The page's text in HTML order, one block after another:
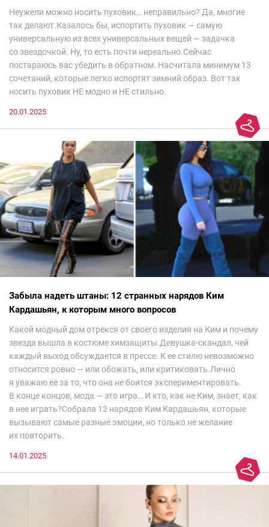
Неужели можно носить пуховик… неправильно? Да, многие
так делают.Казалось бы, испортить пуховик — самую
универсальную из всех универсальных вещей — задачка
со звездочкой. Ну, то есть почти нереально.Сейчас
постараюсь вас убедить в обратном. Насчитала минимум 13
сочетаний, которые легко испортят зимний образ. Вот так
носить пуховик НЕ модно и НЕ стильно.
20.01.2025
Забыла надеть штаны: 12 странных нарядов Ким
Кардашьян, к которым много вопросов
Какой модный дом отрекся от своего изделия на Ким и почему
звезда вышла в костюме химзащиты.Девушка-скандал, чей
каждый выход обсуждается в прессе. К ее стилю невозможно
относится ровно — или обожать, или критиковать.Лично
я уважаю ее за то, что она не боится экспериментировать.
В конце концов, мода — это игра… И кто, как не Ким, знает, как
в нее играть?Собрала 12 нарядов Ким Кардашьян, которые
вызывают самые разные эмоции, но только не желание
их повторить.
14.01.2025